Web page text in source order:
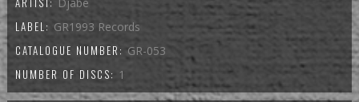
Djabe
LABEL: GR1993 Records
CATALOGUE NUMBER: GR-053
NUMBER OF DISCS: 1